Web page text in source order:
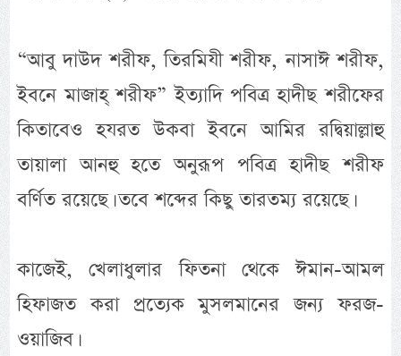
“আবু দাউদ শরীফ, তিরমিযী শরীফ, নাসাঈ শরীফ,
ইবনে মাজাহ্ শরীফ” ইত্যাদি পবিত্র হাদীছ শরীফের
কিতাবেও হযরত উকবা ইবনে আমির রদ্বিয়াল্লাহু
তায়ালা আনহু হতে অনুরূপ পবিত্র হাদীছ শরীফ
বর্ণিত রয়েছে। তবে শব্দের কিছু তারতম্য রয়েছে।
কাজেই, খেলাধুলার ফিতনা থেকে ঈমান-আমল
হিফাজত করা প্রত্যেক মুসলমানের জন্য ফরজ-
ওয়াজিব।